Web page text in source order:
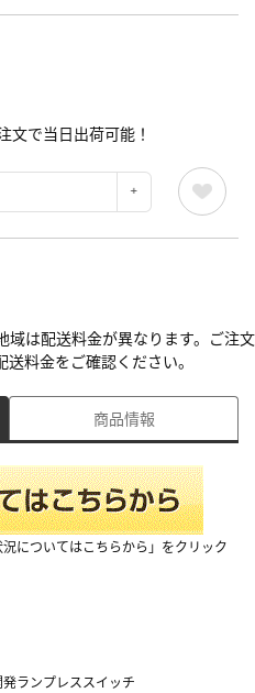
文で当日出荷可能！
は配送料金が異なります。ご注文
料金をご確認ください。
商品情報
についてはこちらから」をクリック
ランプレススイッチ